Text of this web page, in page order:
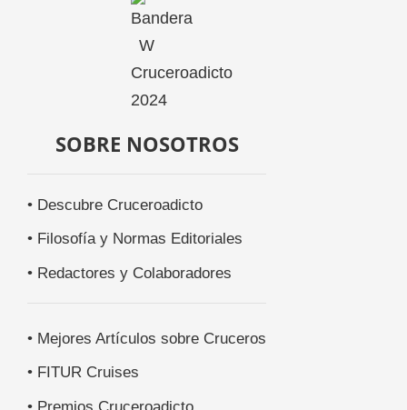
SOBRE NOSOTROS
• Descubre Cruceroadicto
• Filosofía y Normas Editoriales
• Redactores y Colaboradores
• Mejores Artículos sobre Cruceros
• FITUR Cruises